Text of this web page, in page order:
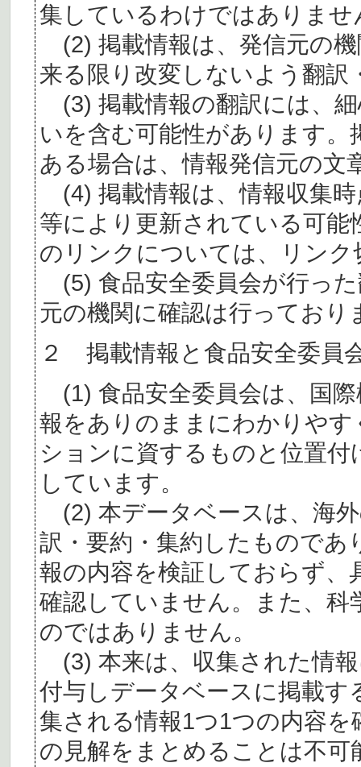
集しているわけではありませ
(2) 掲載情報は、発信元の
来る限り改変しないよう翻訳
(3) 掲載情報の翻訳には、
いを含む可能性があります。
ある場合は、情報発信元の文
(4) 掲載情報は、情報収集
等により更新されている可
のリンクについては、リン
(5) 食品安全委員会が行っ
元の機関に確認は行っており
２ 掲載情報と食品安全委員
(1) 食品安全委員会は、国
報をありのままにわかりや
ションに資するものと位置
しています。
(2) 本データベースは、海
訳・要約・集約したものであ
報の内容を検証しておらず、
確認していません。また、
のではありません。
(3) 本来は、収集された情
付与しデータベースに掲載
集される情報1つ1つの内容
の見解をまとめることは不